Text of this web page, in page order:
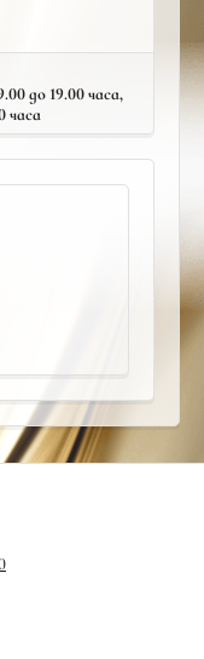
до 19.00 часа,
часа